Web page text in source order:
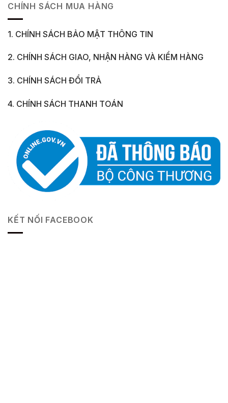
CHÍNH SÁCH MUA HÀNG
1. CHÍNH SÁCH BẢO MẬT THÔNG TIN
2. CHÍNH SÁCH GIAO, NHẬN HÀNG VÀ KIỂM HÀNG
3. CHÍNH SÁCH ĐỔI TRẢ
4. CHÍNH SÁCH THANH TOÁN
KẾT NỐI FACEBOOK